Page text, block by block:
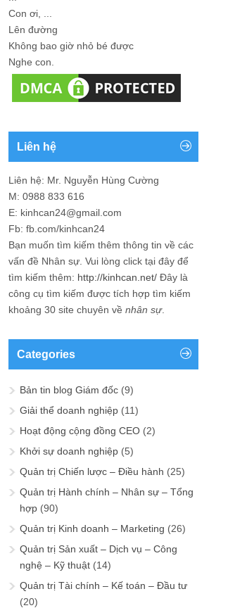
Con ơi, ...
Lên đường
Không bao giờ nhỏ bé được
Nghe con.
Liên hệ
Liên hệ: Mr. Nguyễn Hùng Cường
M: 0988 833 616
E: kinhcan24@gmail.com
Fb: fb.com/kinhcan24
Bạn muốn tìm kiếm thêm thông tin về các
vấn đề Nhân sự . Vui lòng click tại đây để
tìm kiếm thêm: http://kinhcan.net/ Đây là
công cụ tìm kiếm được tích hợp tìm kiếm
khoảng 30 site chuyên về nhân sự.
Categories
Bản tin blog Giám đốc (9)
Giải thể doanh nghiệp (11)
Hoạt động cộng đồng CEO (2)
Khởi sự doanh nghiệp (5)
Quản trị Chiến lược – Điều hành (25)
Quản trị Hành chính – Nhân sự – Tổng
hợp (90)
Quản trị Kinh doanh – Marketing (26)
Quản trị Sản xuất – Dịch vụ – Công
nghệ – Kỹ thuật (14)
Quản trị Tài chính – Kế toán – Đầu tư
(20)